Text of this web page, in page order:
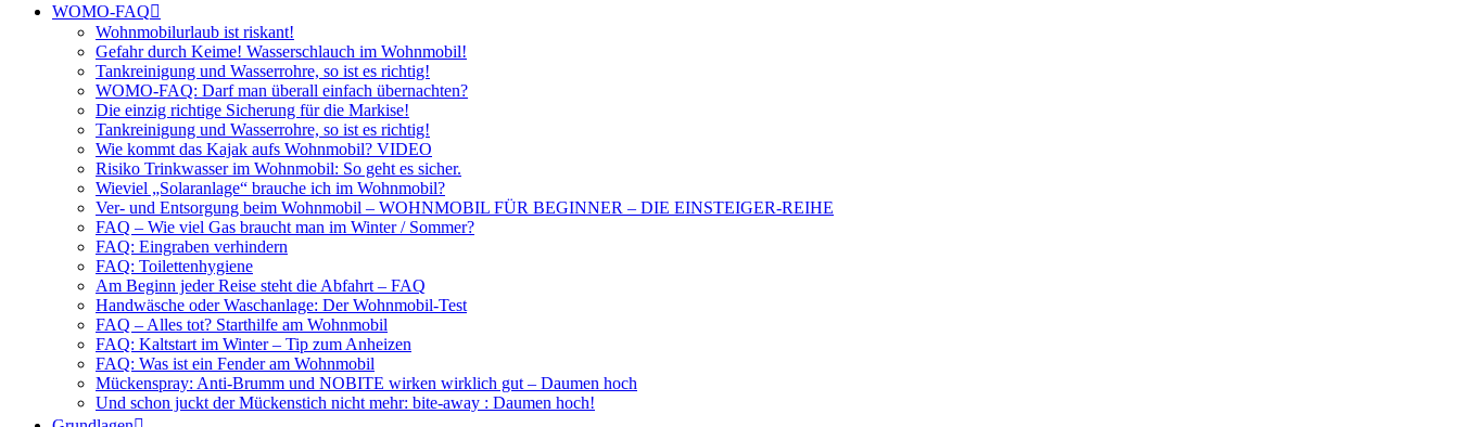
WOMO-FAQ
Wohnmobilurlaub ist riskant!
Gefahr durch Keime! Wasserschlauch im Wohnmobil!
Tankreinigung und Wasserrohre, so ist es richtig!
WOMO-FAQ: Darf man überall einfach übernachten?
Die einzig richtige Sicherung für die Markise!
Tankreinigung und Wasserrohre, so ist es richtig!
Wie kommt das Kajak aufs Wohnmobil? VIDEO
Risiko Trinkwasser im Wohnmobil: So geht es sicher.
Wieviel „Solaranlage“ brauche ich im Wohnmobil?
Ver- und Entsorgung beim Wohnmobil – WOHNMOBIL FÜR BEGINNER – DIE EINSTEIGER-REIHE
FAQ – Wie viel Gas braucht man im Winter / Sommer?
FAQ: Eingraben verhindern
FAQ: Toilettenhygiene
Am Beginn jeder Reise steht die Abfahrt – FAQ
Handwäsche oder Waschanlage: Der Wohnmobil-Test
FAQ – Alles tot? Starthilfe am Wohnmobil
FAQ: Kaltstart im Winter – Tip zum Anheizen
FAQ: Was ist ein Fender am Wohnmobil
Mückenspray: Anti-Brumm und NOBITE wirken wirklich gut – Daumen hoch
Und schon juckt der Mückenstich nicht mehr: bite-away : Daumen hoch!